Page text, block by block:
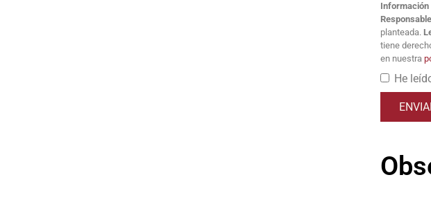
Información
Responsable
planteada.
tiene
en nuestra
He